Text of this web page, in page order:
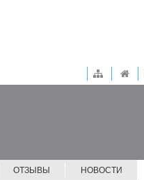
ОТЗЫВЫ НОВОСТИ